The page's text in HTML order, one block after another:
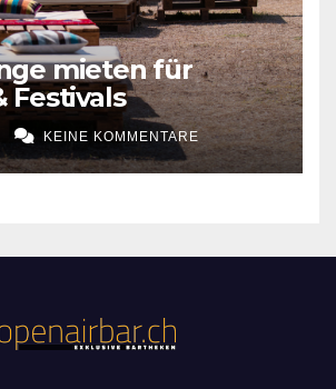
mieten für
Festivals
KEINE KOMMENTARE